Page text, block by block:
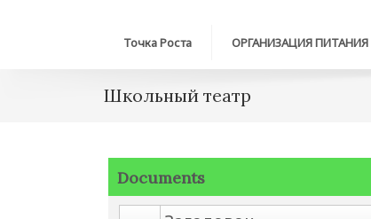
Точка Роста ОРГАНИЗАЦИЯ ПИТАНИЯ
Школьный театр
Documents